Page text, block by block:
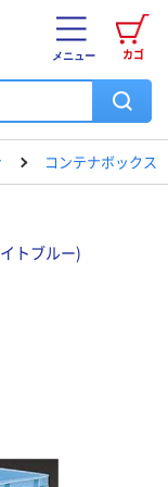
カゴ
メニュー
コンテナボックス
トブルー)